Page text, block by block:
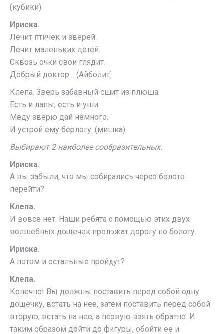
(кубики)
Ириска.
Лечит птичек и зверей.
Лечит маленьких детей.
Сквозь очки свои глядит.
Добрый доктор… (Айболит)
Клепа. Зверь забавный сшит из плюша.
Есть и лапы, есть и уши.
Меду зверю дай немного.
И устрой ему берлогу. (мишка)
Выбирают 2 наиболее сообразительных.
Ириска.
А вы забыли, что мы собирались через болото
перейти?
Клепа.
И вовсе нет. Наши ребята с помощью этих двух
волшебных дощечек проложат дорогу по болоту.
Ириска.
А потом и остальные пройдут?
Клепа.
Конечно! Вы должны поставить перед собой одну
дощечку, встать на нее, затем поставить перед собой
вторую, встать на нее, а первую взять обратно. И
таким образом дойти до фигуры, обойти ее и